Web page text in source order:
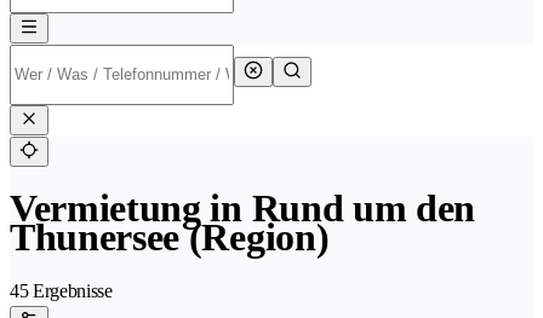
Vermietung in Rund um den
Thunersee (Region)
45 Ergebnisse